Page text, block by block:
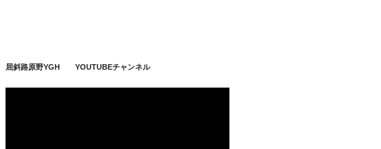
屈斜路原野YGH YOUTUBEチャンネル